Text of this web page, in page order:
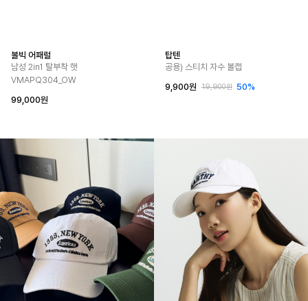
볼빅 어패럴
남성 2in1 탈부착 햇
VMAPQ304_OW
99,000원
탑텐
공용) 스티치 자수 볼캡
9,900원
19,900원 50%